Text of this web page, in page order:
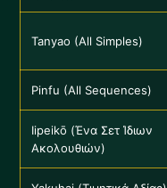
Tanyao (All Simples)
Pinfu (All Sequences)
Iipeikō (Ένα Σετ Ίδιων
Ακολουθιών)